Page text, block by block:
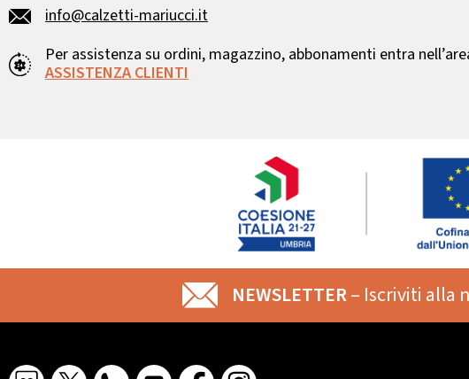
info@calzetti-mariucci.it
Per assistenza su ordini, magazzino, abbonamenti entra
ASSISTENZA CLIENTI
NEWSLETTER– Iscriviti alla